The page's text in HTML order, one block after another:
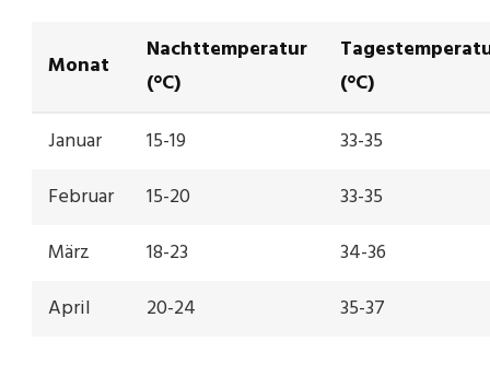
Monat
Nachttemperatur
(°C)
(°C)
Januar
15-19
33-35
Februar
15-20
33-35
März
18-23
34-36
April
20-24 35-37